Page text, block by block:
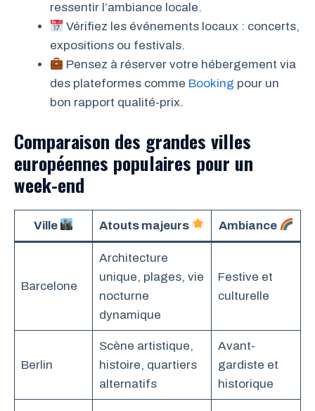
ressentir l’ambiance locale.
Vérifiez les événements locaux : concerts,
expositions ou festivals.
Pensez à réserver votre hébergement via
des plateformes comme Booking pour un
bon rapport qualité-prix.
Comparaison des grandes villes
européennes populaires pour un
week-end
Ville Atouts majeurs Ambiance
Barcelone
Architecture
unique, plages, vie
nocturne
dynamique
Festive et
culturelle
Berlin
Scène artistique,
histoire, quartiers
alternatifs
Avant-
gardiste et
historique